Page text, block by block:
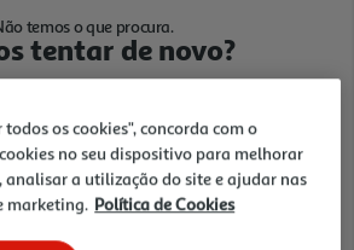
temos o que procura.
tentar de novo?
os cookies", concorda com o
no seu dispositivo para melhorar
analisar a utilização do site e ajudar nas
marketing. Política de Cookies